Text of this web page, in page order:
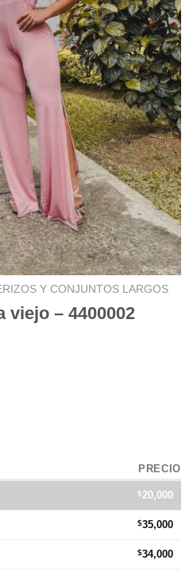
Y CONJUNTOS LARGOS
viejo – 4400002
PRECIO
$20,000
$35,000
$34,000